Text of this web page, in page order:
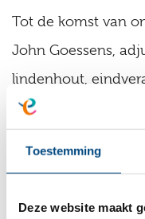
Toestemming
Deze website maakt
Tot de komst van
John Goessens,
lindenhout,
Profiel